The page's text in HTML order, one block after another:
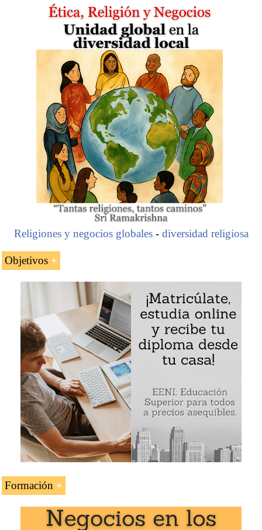
La asignatura: «Espacio Económico Norteamericano
de la Civilización Occidental
» está compuesta por seis
Introducción al Espacio Económico
Norteamericano: México, Estados Unidos (Puerto
Rico) y Canadá
Cristianismo en Norte América
Ladiáspora africanaen el Espacio
Económico Norteamericano
Hombres de negocios norteamericanos
Procesos de integración económica norteamericana
de laCivilización Occidental americana
Tratado México-Estados Unidos-Canadá
Tratados de los Estados Unidos
Interacciones del Espacio Económico
otros espacios de la Civilización Occidental
Otras instituciones y organizaciones relacionadas
con la integración norteamericana
Religiones y negocios globales- diversidad religiosa
Objetivos
Los objetivos de la asignatura «El Espacio Económico
Norteamericano» son:
Definir las características del Espacio Económico
Norteamericano de la Civilización Occidental
Analizar la influencia del cristianismo en el
Espacio Económico Norteamericano
Conocer el perfil económico y los tratados de libre
comercio de los Estados Unidos y Canadá
Analizar el perfil de hombres de negocios del
Espacio Económico Norteamericano
Entender los procesos de integración económica
Conocer las relaciones económicas con las otras
civilizaciones (sínica, hindú, islámica, africana y
budista) y con los otros espacios de la Civilización
Occidental (latinoamericano, europeo y caribeño)
Formación
La asignatura «El Espacio Económico Norteamericano
(Civilización Cristiana-Occidental)» se estudia en los